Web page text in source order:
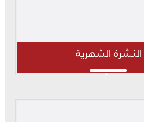
النشرة الشهرية